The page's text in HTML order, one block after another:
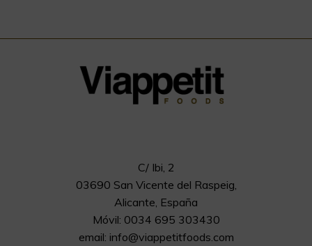
C/ Ibi, 2
03690 San Vicente del Raspeig,
Alicante, España
Móvil: 0034 695 303430
email: info@viappetitfoods.com